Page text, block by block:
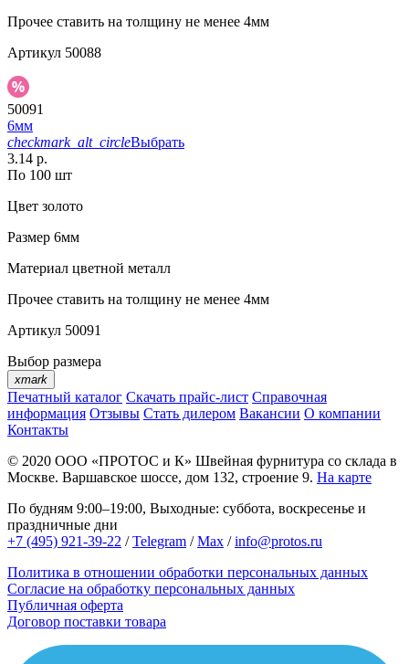
Прочее ставить на толщину не менее 4мм
Артикул 50088
50091
6мм
checkmark_alt_circleВыбрать
3.14 р.
По 100 шт
Цвет золото
Размер 6мм
Материал цветной металл
Прочее ставить на толщину не менее 4мм
Артикул 50091
Выбор размера
xmark
Печатный каталог Скачать прайс-лист Справочная
информация Отзывы Стать дилером Вакансии О компании
Контакты
© 2020 ООО «ПРОТОС и К» Швейная фурнитура со склада в
Москве. Варшавское шоссе, дом 132, строение 9. На карте
По будням 9:00–19:00, Выходные: суббота, воскресенье и
праздничные дни
+7 (495) 921-39-22 /Telegram /Max /info@protos.ru
Политика в отношении обработки персональных данных
Согласие на обработку персональных данных
Публичная оферта
Договор поставки товара